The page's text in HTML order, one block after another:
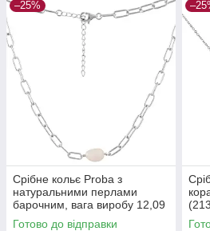
–25%
Срібне кольє Proba з
натуральними перлами
барочним, вага виробу 12,09
г (2130192) 450500 розмір
Готово до відправки